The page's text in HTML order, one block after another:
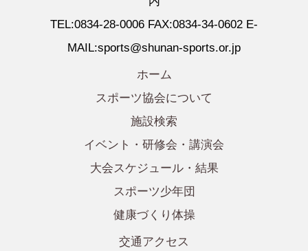
TEL:0834-28-0006 FAX:0834-34-0602 E-
MAIL:sports@shunan-sports.or.jp
ホーム
スポーツ協会について
施設検索
イベント・研修会・講演会
大会スケジュール・結果
スポーツ少年団
健康づくり体操
交通アクセス